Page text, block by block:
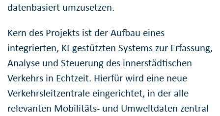
datenbasiert umzusetzen.
Kern des Projekts ist der Aufbau eines
integrierten, KI-gestützten Systems zur Erfassung,
Analyse und Steuerung des innerstädtischen
Verkehrs in Echtzeit. Hierfür wird eine neue
Verkehrsleitzentrale eingerichtet, in der alle
relevanten Mobilitäts- und Umweltdaten zentral